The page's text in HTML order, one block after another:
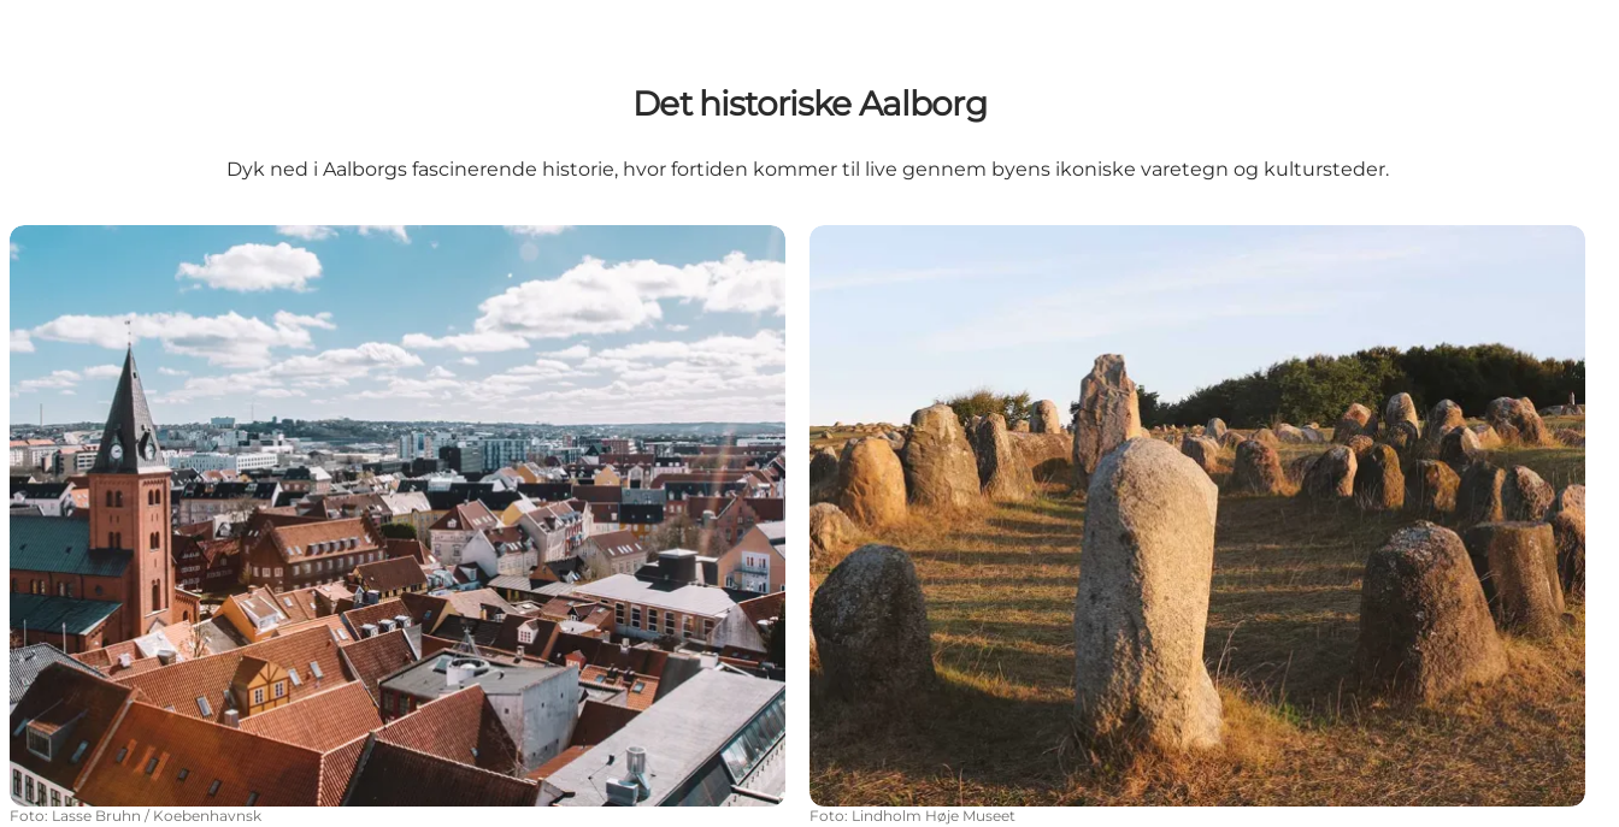
Det historiske Aalborg
Dyk ned i Aalborgs fascinerende historie, hvor fortiden kommer til live gennem byens ikoniske varetegn og kultursteder.
Besøg de "syv vidundere" i Aalborg
Foto: Lasse Bruhn / Koebenhavnsk
Vikingernes Aalborg
Foto: Lindholm Høje Museet